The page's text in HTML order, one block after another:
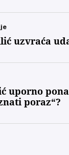
u 21. vek –
prošlosti koja
uzvraća
uporno
poraz“?